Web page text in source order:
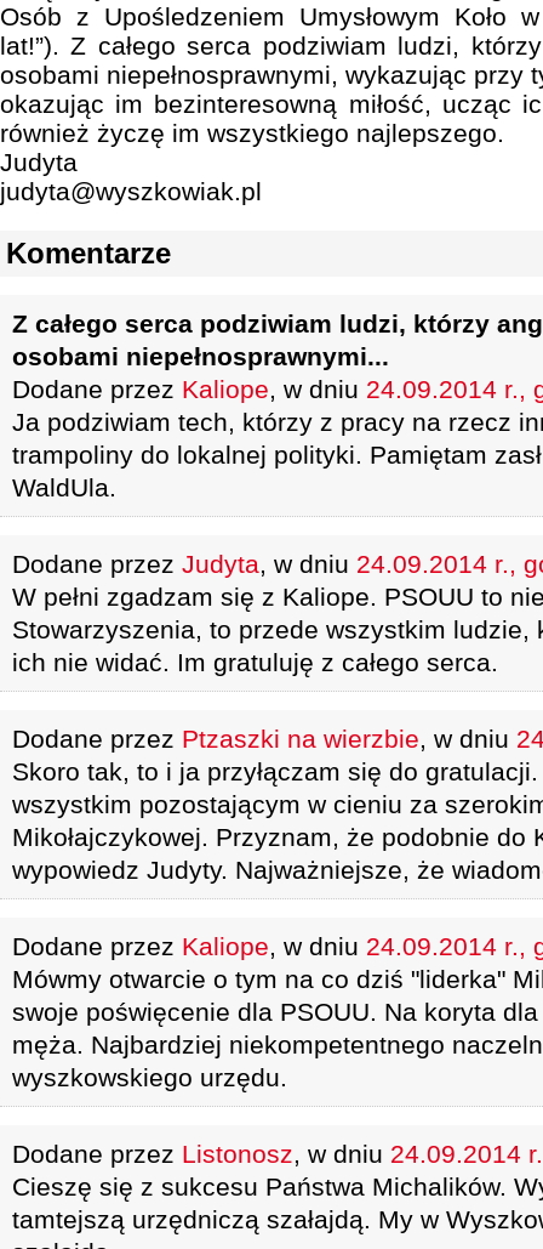
Osób z Upośledzeniem Umysłowym Koło
lat!”). Z całego serca podziwiam ludzi,
osobami niepełnosprawnymi, wykazując przy
okazując im bezinteresowną miłość, ucząc
również życzę im wszystkiego najlepszego.
Judyta
judyta@wyszkowiak.pl
Komentarze
Z całego serca podziwiam ludzi, którzy
osobami niepełnosprawnymi...
Dodane przez Kaliope, w dniu 24.09.2014 r.,
Ja podziwiam tech, którzy z pracy na rzecz
trampoliny do lokalnej polityki. Pamiętam
WaldUla.
Dodane przez Judyta, w dniu 24.09.2014 r.,
W pełni zgadzam się z Kaliope. PSOUU to
Stowarzyszenia, to przede wszystkim ludzie,
ich nie widać. Im gratuluję z całego serca.
Dodane przez Ptzaszki na wierzbie, w dniu
Skoro tak, to i ja przyłączam się do
wszystkim pozostającym w cieniu za
Mikołajczykowej. Przyznam, że podobnie do
wypowiedz Judyty. Najważniejsze, że
Dodane przez Kaliope, w dniu 24.09.2014 r.,
Mówmy otwarcie o tym na co dziś "liderka"
swoje poświęcenie dla PSOUU. Na koryta
męża. Najbardziej niekompetentnego
wyszkowskiego urzędu.
Dodane przez Listonosz, w dniu 24.09.2014
Cieszę się z sukcesu Państwa Michalików.
tamtejszą urzędniczą szałajdą. My w